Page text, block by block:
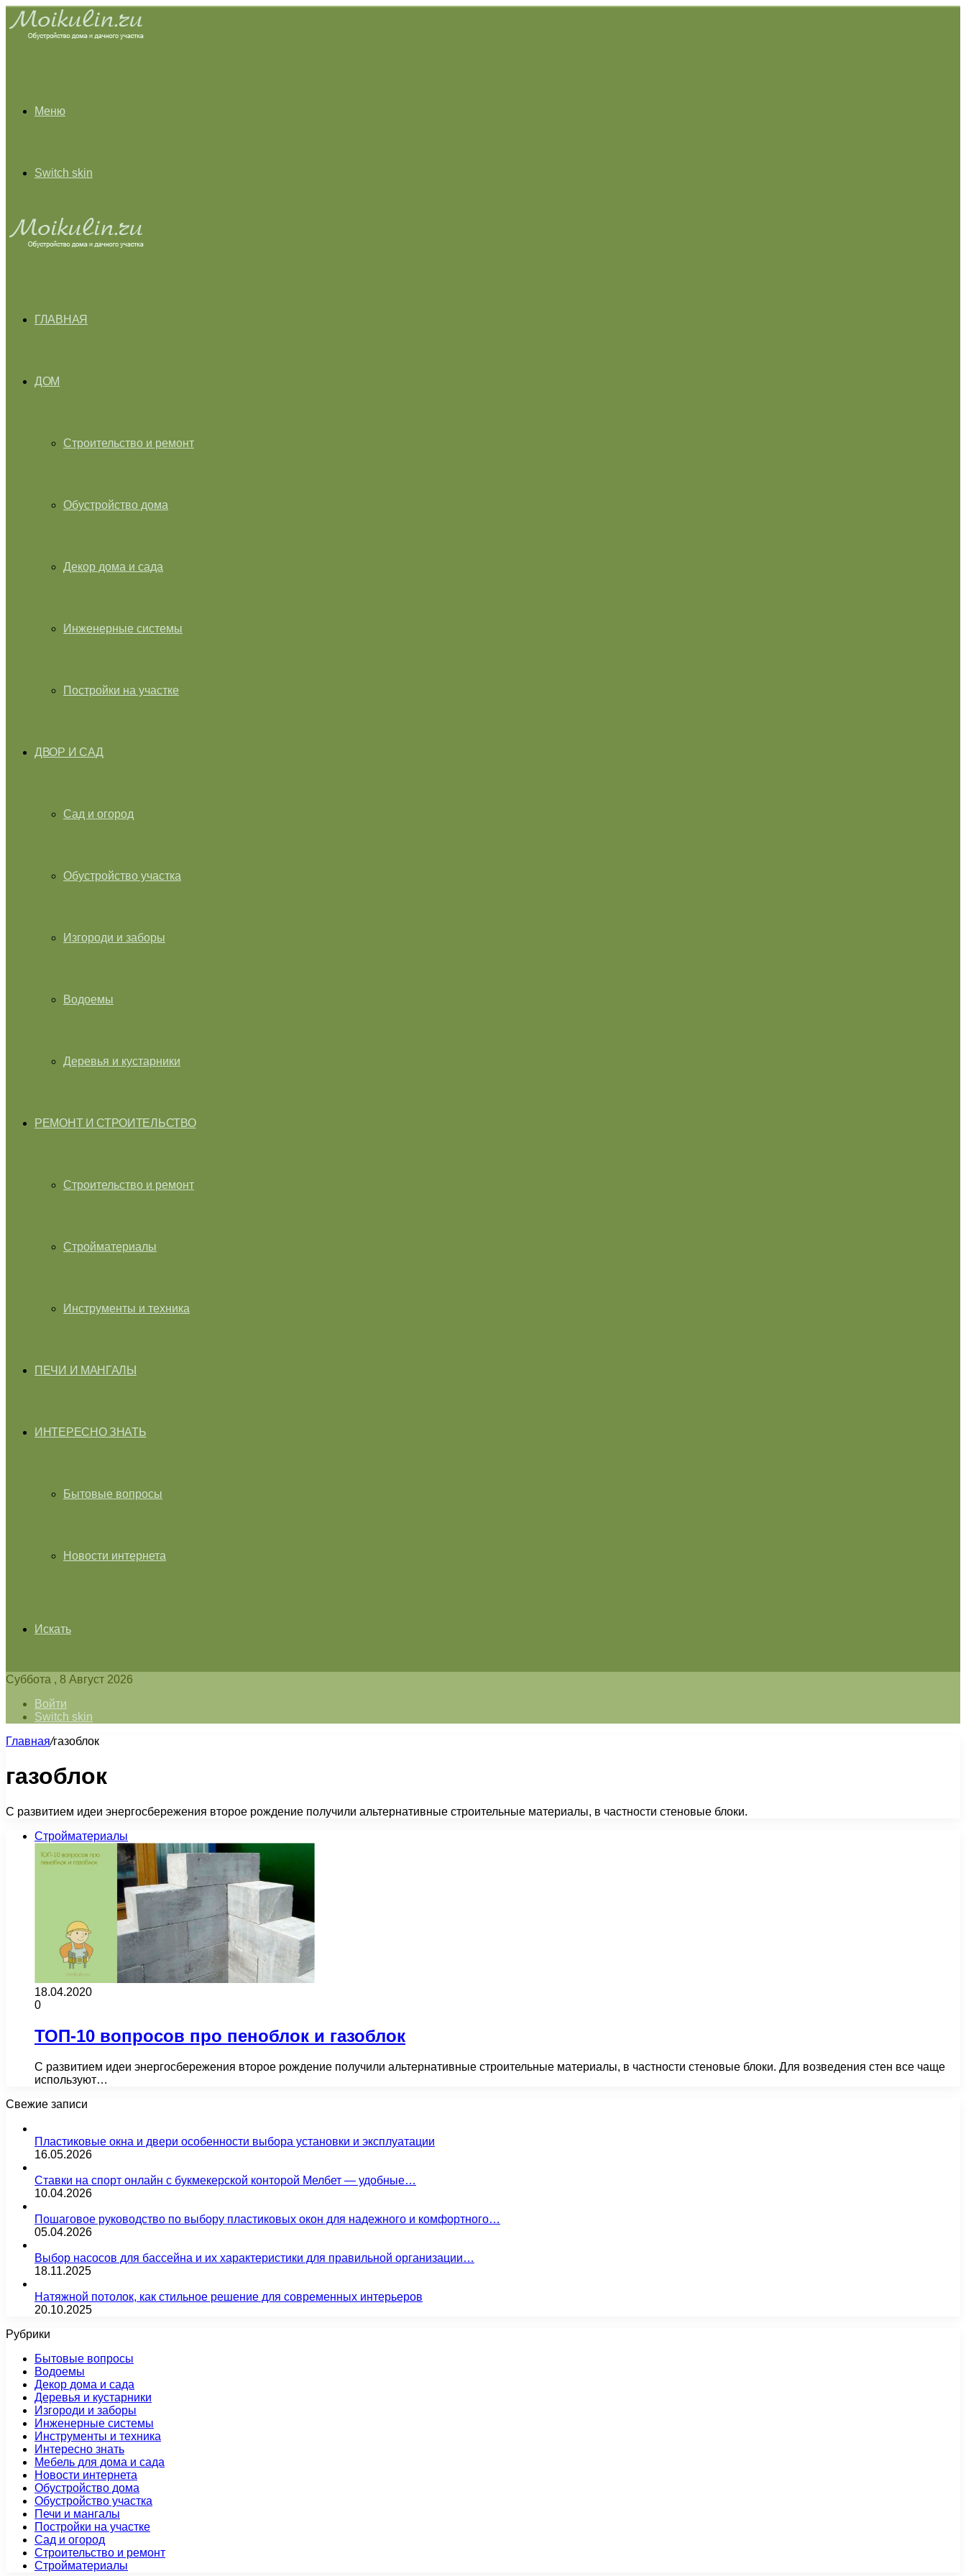
Меню
Switch skin
ГЛАВНАЯ
ДОМ
Строительство и ремонт
Обустройство дома
Декор дома и сада
Инженерные системы
Постройки на участке
ДВОР И САД
Сад и огород
Обустройство участка
Изгороди и заборы
Водоемы
Деревья и кустарники
РЕМОНТ И СТРОИТЕЛЬСТВО
Строительство и ремонт
Стройматериалы
Инструменты и техника
ПЕЧИ И МАНГАЛЫ
ИНТЕРЕСНО ЗНАТЬ
Бытовые вопросы
Новости интернета
Искать
Суббота , 8 Август 2026
Войти
Switch skin
Главная/газоблок
газоблок
С развитием идеи энергосбережения второе рождение получили альтернативные строительные материалы, в частности стеновые блоки.
Стройматериалы
18.04.2020
0
ТОП-10 вопросов про пеноблок и газоблок
С развитием идеи энергосбережения второе рождение получили альтернативные строительные материалы, в частности стеновые блоки. Для возведения стен все чаще
используют…
Свежие записи
Пластиковые окна и двери особенности выбора установки и эксплуатации
16.05.2026
Ставки на спорт онлайн с букмекерской конторой Мелбет — удобные…
10.04.2026
Пошаговое руководство по выбору пластиковых окон для надежного и комфортного…
05.04.2026
Выбор насосов для бассейна и их характеристики для правильной организации…
18.11.2025
Натяжной потолок, как стильное решение для современных интерьеров
20.10.2025
Рубрики
Бытовые вопросы
Водоемы
Декор дома и сада
Деревья и кустарники
Изгороди и заборы
Инженерные системы
Инструменты и техника
Интересно знать
Мебель для дома и сада
Новости интернета
Обустройство дома
Обустройство участка
Печи и мангалы
Постройки на участке
Сад и огород
Строительство и ремонт
Стройматериалы